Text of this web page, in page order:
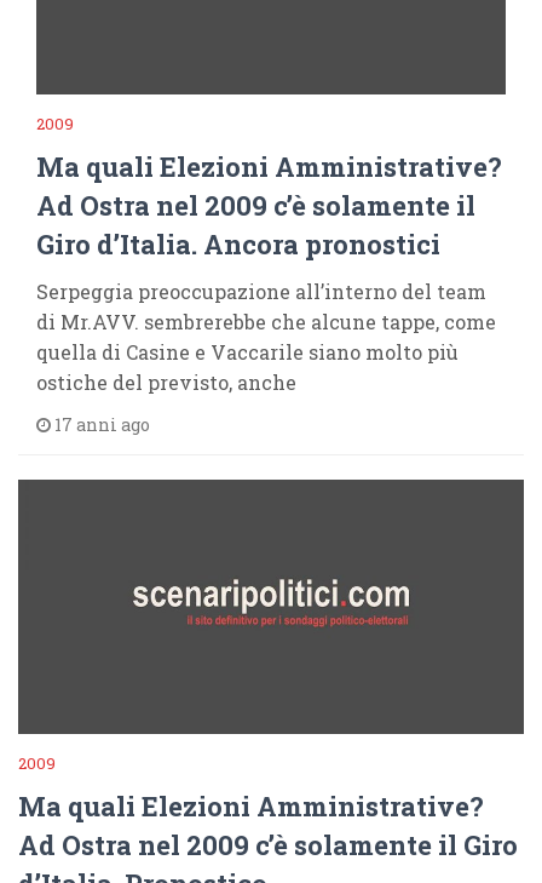
2009
Ma quali Elezioni Amministrative?
Ad Ostra nel 2009 c’è solamente il
Giro d’Italia. Ancora pronostici
Serpeggia preoccupazione all’interno del team
di Mr.AVV. sembrerebbe che alcune tappe, come
quella di Casine e Vaccarile siano molto più
ostiche del previsto, anche
17 anni ago
2009
Ma quali Elezioni Amministrative?
Ad Ostra nel 2009 c’è solamente il Giro